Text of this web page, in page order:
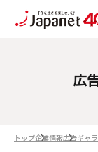
広
トップ企業情報広告ギャ